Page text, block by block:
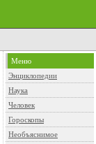
Меню
Энциклопедии
Наука
Человек
Гороскопы
Необъяснимое